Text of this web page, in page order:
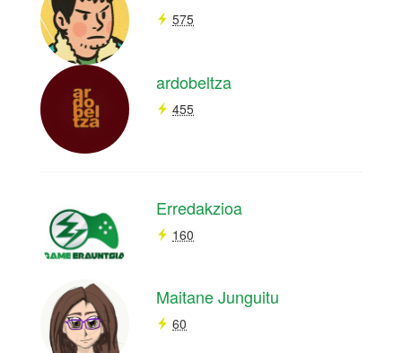
575
ardobeltza
455
Erredakzioa
160
Maitane Junguitu
60